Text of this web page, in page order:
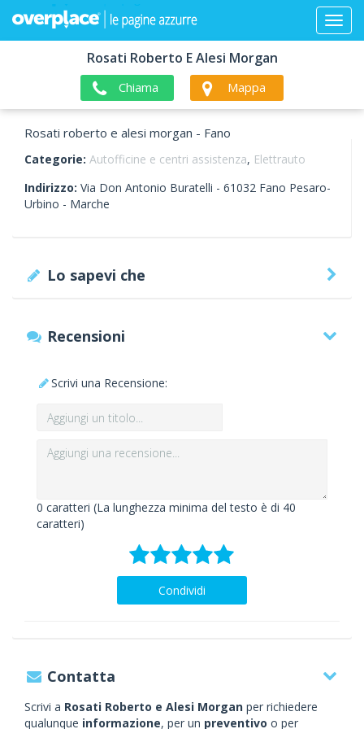
Rosati Roberto E Alesi Morgan
Chiama Mappa
Rosati roberto e alesi morgan - Fano
Categorie: Autofficine e centri assistenza, Elettrauto
Indirizzo: Via Don Antonio Buratelli - 61032 Fano Pesaro-
Urbino - Marche
Lo sapevi che
Recensioni
Scrivi una Recensione:
0 caratteri (La lunghezza minima del testo è di 40
caratteri)
Condividi
Contatta
Scrivi a Rosati Roberto e Alesi Morgan per richiedere
qualunque informazione, per un preventivo o per